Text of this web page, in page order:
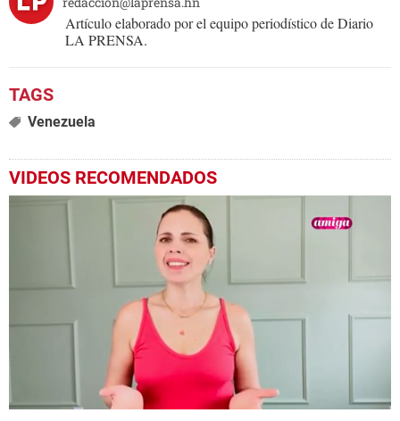
Artículo elaborado por el equipo periodístico de Diario
LA PRENSA.
Venezuela
VIDEOS RECOMENDADOS